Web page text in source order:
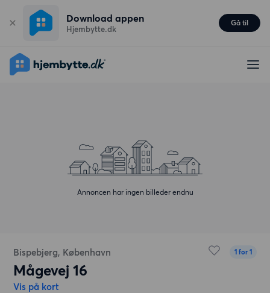
Download appen
Hjembytte.dk
Gå til
Annoncen har ingen billeder endnu
Bispebjerg, København 1 for 1
Mågevej 16
Vis på kort